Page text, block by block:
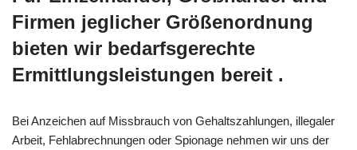
Firmen jeglicher Größenordnung
bieten wir bedarfsgerechte
Ermittlungsleistungen bereit .
Bei Anzeichen auf Missbrauch von Gehaltszahlungen, illegaler
Arbeit, Fehlabrechnungen oder Spionage nehmen wir uns der